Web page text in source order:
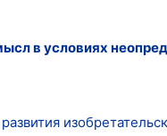
в условиях